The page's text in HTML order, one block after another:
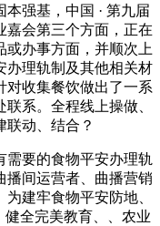
强基，中国 · 第九届
嘉会第三个方面，正在
或办事方面，并顺次上
办理轨制及其他相关材
对收集餐饮做出了一系
系。全程线上操做、
联动、结合？
要的食物平安办理轨
播间运营者、曲播营销
建牢食物平安防地、
健全完美教育、、农业